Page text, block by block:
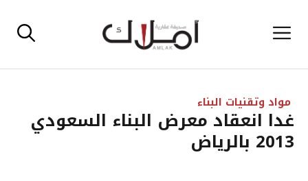
إلى القائمة
مواد وتقنيات البناء
غدا انعقاد معرض البناء السعودي
2013 بالرياض